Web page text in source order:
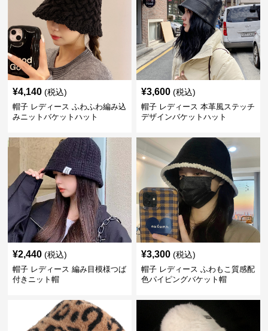
¥4,140 (税込)
帽子 レディース ふわふわ編み込
みニットバケットハット
¥3,600 (税込)
帽子 レディース 本革風ステッチ
デザインバケットハット
¥2,440 (税込)
帽子 レディース 編み目模様つば
付きニット帽
¥3,300 (税込)
帽子 レディース ふわもこ質感配
色パイピングバケット帽